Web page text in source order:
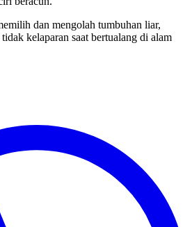
dan mengolah tumbuhan liar,
kelaparan saat bertualang di alam